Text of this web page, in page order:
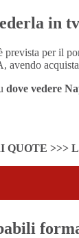
in
prevista per il
avendo
dove vedere
QUOTE >>>